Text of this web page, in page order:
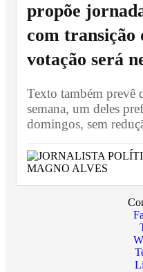
propõe
com transição
votação será
Texto também prevê
semana, um deles
domingos, sem